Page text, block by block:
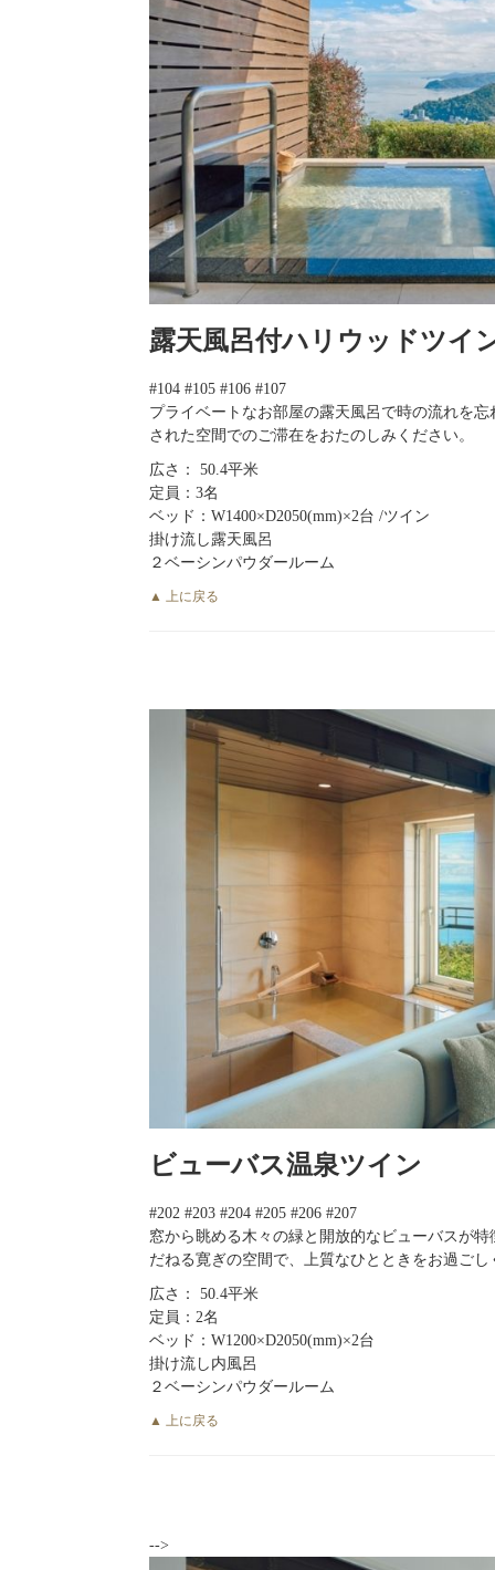
露天風呂付ハリウッドツイ
#104 #105 #106 #107
プライベートなお部屋の露天風呂で時の流れを
された空間でのご滞在をおたのしみください。
広さ： 50.4平米
定員：3名
ベッド：W1400×D2050(mm)×2台 /ツイン
掛け流し露天風呂
２ベーシンパウダールーム
▲ 上に戻る
ビューバス温泉ツイン
#202 #203 #204 #205 #206 #207
窓から眺める木々の緑と開放的なビューバスが
だねる寛ぎの空間で、上質なひとときをお過ごし
広さ： 50.4平米
定員：2名
ベッド：W1200×D2050(mm)×2台
掛け流し内風呂
２ベーシンパウダールーム
▲ 上に戻る
-->